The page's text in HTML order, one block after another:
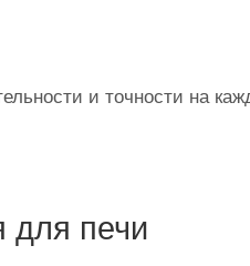
и точности на
для печи